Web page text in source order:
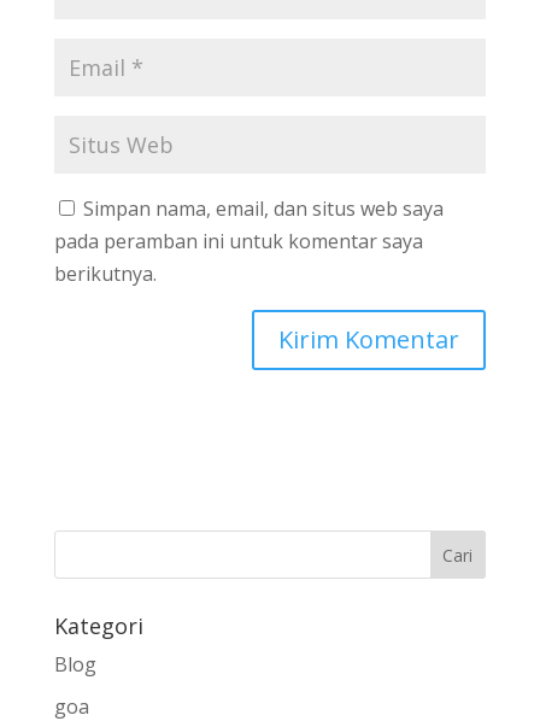
Simpan nama, email, dan situs web saya
pada peramban ini untuk komentar saya
berikutnya.
Kategori
Blog
goa